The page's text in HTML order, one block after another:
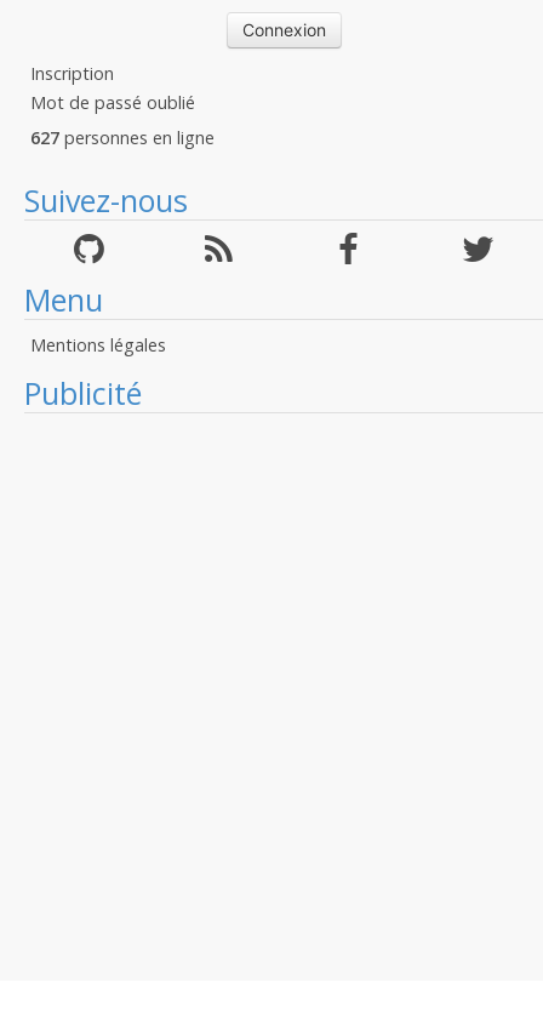
Inscription
Mot de passé oublié
627 personnes en ligne
Suivez-nous
Menu
Mentions légales
Publicité